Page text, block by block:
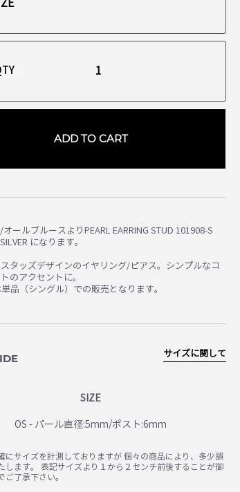
ADD TO CART
オールブルースよりPEARL EARRING STUD 101908-S
になります。
タッズデザインのイヤリング/ピアス。シンプルなコ
のアクセントに。
品（シングル）での販売となります。
SIZE
OS - パール直径:5mm/ポスト:6mm
サイズに関して
にサイズを計測しておりますが 個々の商品により、多少誤
します。 表記サイズより１から２センチ前後することが御
ご了承下さい。